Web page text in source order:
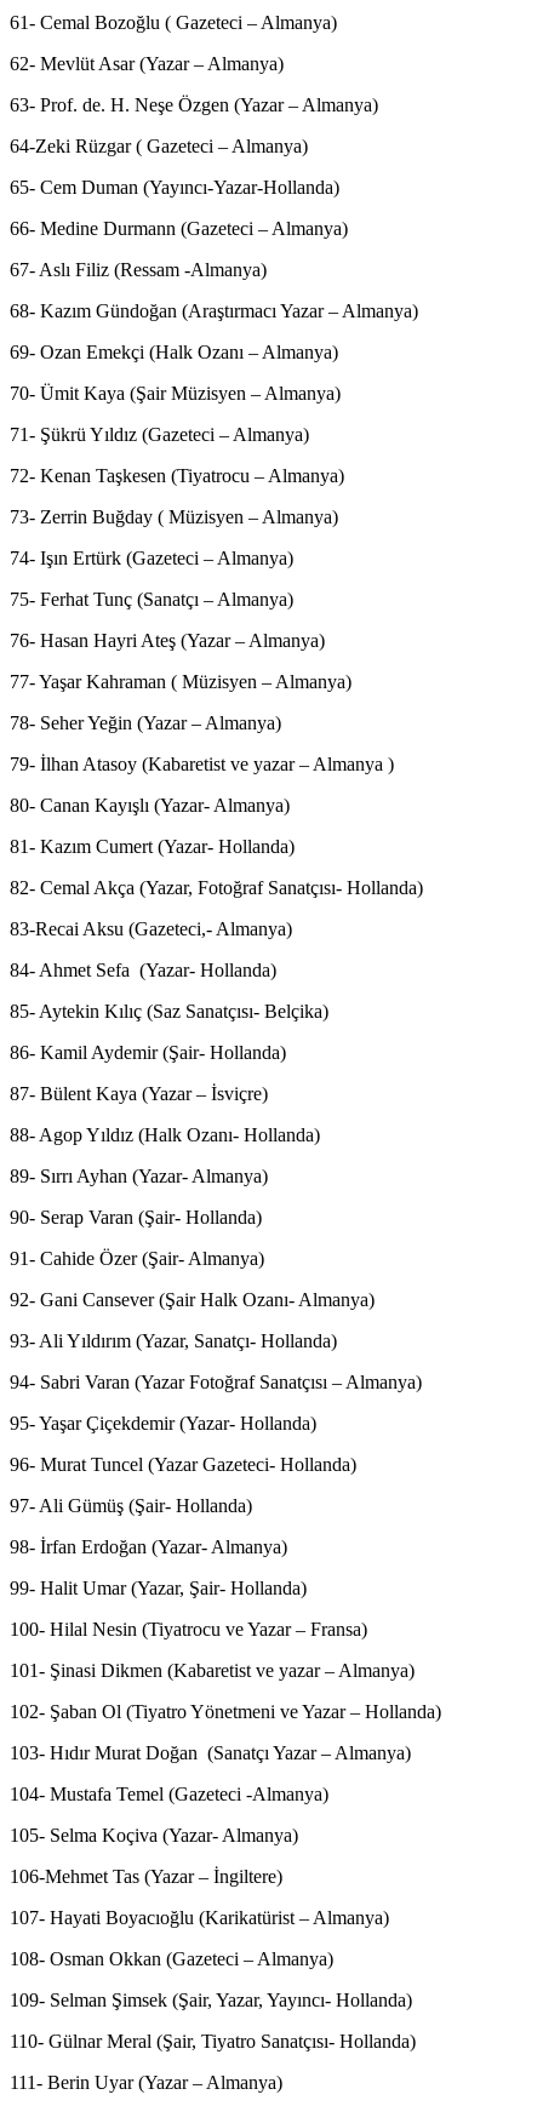
61- Cemal Bozoğlu ( Gazeteci – Almanya)
62- Mevlüt Asar (Yazar – Almanya)
63- Prof. de. H. Neşe Özgen (Yazar – Almanya)
64-Zeki Rüzgar ( Gazeteci – Almanya)
65- Cem Duman (Yayıncı-Yazar-Hollanda)
66- Medine Durmann (Gazeteci – Almanya)
67- Aslı Filiz (Ressam -Almanya)
68- Kazım Gündoğan (Araştırmacı Yazar – Almanya)
69- Ozan Emekçi (Halk Ozanı – Almanya)
70- Ümit Kaya (Şair Müzisyen – Almanya)
71- Şükrü Yıldız (Gazeteci – Almanya)
72- Kenan Taşkesen (Tiyatrocu – Almanya)
73- Zerrin Buğday ( Müzisyen – Almanya)
74- Işın Ertürk (Gazeteci – Almanya)
75- Ferhat Tunç (Sanatçı – Almanya)
76- Hasan Hayri Ateş (Yazar – Almanya)
77- Yaşar Kahraman ( Müzisyen – Almanya)
78- Seher Yeğin (Yazar – Almanya)
79- İlhan Atasoy (Kabaretist ve yazar – Almanya )
80- Canan Kayışlı (Yazar- Almanya)
81- Kazım Cumert (Yazar- Hollanda)
82- Cemal Akça (Yazar, Fotoğraf Sanatçısı- Hollanda)
83-Recai Aksu (Gazeteci,- Almanya)
84- Ahmet Sefa (Yazar- Hollanda)
85- Aytekin Kılıç (Saz Sanatçısı- Belçika)
86- Kamil Aydemir (Şair- Hollanda)
87- Bülent Kaya (Yazar – İsviçre)
88- Agop Yıldız (Halk Ozanı- Hollanda)
89- Sırrı Ayhan (Yazar- Almanya)
90- Serap Varan (Şair- Hollanda)
91- Cahide Özer (Şair- Almanya)
92- Gani Cansever (Şair Halk Ozanı- Almanya)
93- Ali Yıldırım (Yazar, Sanatçı- Hollanda)
94- Sabri Varan (Yazar Fotoğraf Sanatçısı – Almanya)
95- Yaşar Çiçekdemir (Yazar- Hollanda)
96- Murat Tuncel (Yazar Gazeteci- Hollanda)
97- Ali Gümüş (Şair- Hollanda)
98- İrfan Erdoğan (Yazar- Almanya)
99- Halit Umar (Yazar, Şair- Hollanda)
100- Hilal Nesin (Tiyatrocu ve Yazar – Fransa)
101- Şinasi Dikmen (Kabaretist ve yazar – Almanya)
102- Şaban Ol (Tiyatro Yönetmeni ve Yazar – Hollanda)
103- Hıdır Murat Doğan (Sanatçı Yazar – Almanya)
104- Mustafa Temel (Gazeteci -Almanya)
105- Selma Koçiva (Yazar- Almanya)
106-Mehmet Tas (Yazar – İngiltere)
107- Hayati Boyacıoğlu (Karikatürist – Almanya)
108- Osman Okkan (Gazeteci – Almanya)
109- Selman Şimsek (Şair, Yazar, Yayıncı- Hollanda)
110- Gülnar Meral (Şair, Tiyatro Sanatçısı- Hollanda)
111- Berin Uyar (Yazar – Almanya)